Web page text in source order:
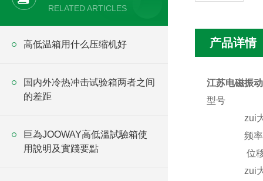
RELATED ARTICLES
高低温箱用什么压缩机好
国内外冷热冲击试验箱两者之间
的差距
巨為JOOWAY高低溫試驗箱使
用說明及實踐要點
产品详情
江苏电磁振
型号
zui
频
位
zui